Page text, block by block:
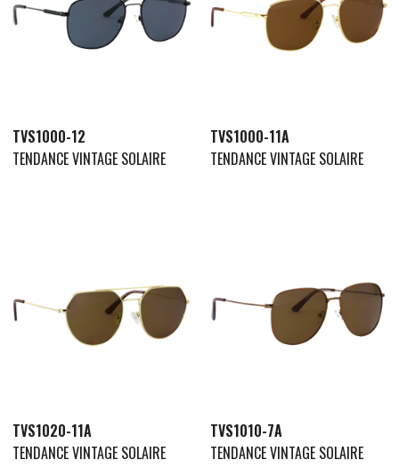
TVS1000-12
TENDANCE VINTAGE SOLAIRE
TVS1000-11A
TENDANCE VINTAGE SOLAIRE
TVS1020-11A
TENDANCE VINTAGE SOLAIRE
TVS1010-7A
TENDANCE VINTAGE SOLAIRE